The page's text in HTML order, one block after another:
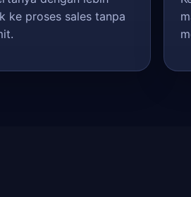
ke proses sales tanpa